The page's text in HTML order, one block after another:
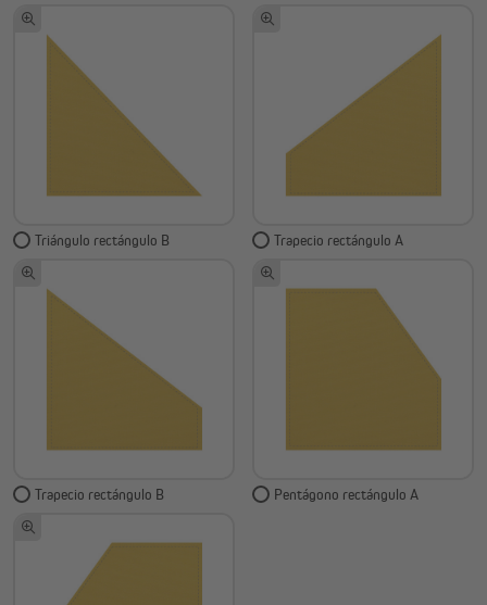
Triángulo rectángulo B Trapecio rectángulo A
Trapecio rectángulo B Pentágono rectángulo A